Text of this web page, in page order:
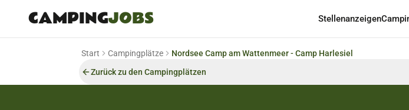
CAMPINGJOBS Stellenanzeigen
Start Campingplätze
Nordsee Camp am Wattenmeer - Camp Harlesiel
Zurück zu den Campingplätzen